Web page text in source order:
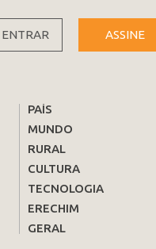
ENTRAR ASSINE
PAÍS
MUNDO
RURAL
CULTURA
TECNOLOGIA
ERECHIM
GERAL